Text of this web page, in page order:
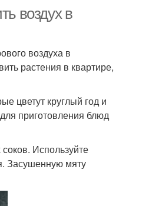
воздух в
воздуха в
растения в квартире,
цветут круглый год и
приготовления блюд
Используйте
Засушенную мяту